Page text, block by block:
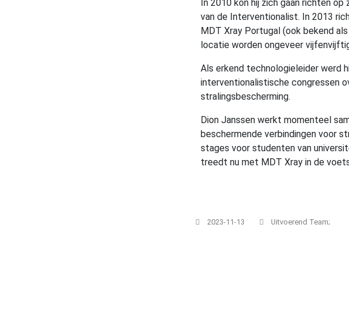
In 2010 kon hij zich gaan richten
van de Interventionalist. In 2013
MDT Xray Portugal (ook bekend
locatie worden ongeveer
Als erkend technologieleider werd
interventionalistische congressen
stralingsbescherming.
Dion Janssen werkt momenteel
beschermende verbindingen voor
stages voor studenten van
treedt nu met MDT Xray in de
2023-11-13 Uitvoerend Team;